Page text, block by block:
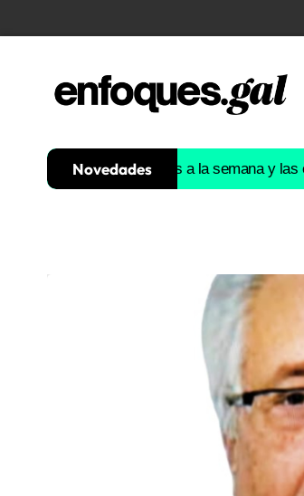
Novedades
128.000 horas a la semana y las